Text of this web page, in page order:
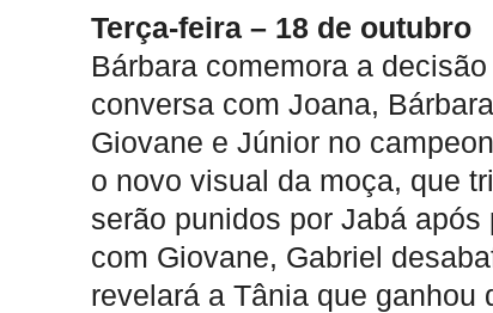
Terça-feira – 18 de outubro
Bárbara comemora a
conversa com Joana,
Giovane e Júnior no
o novo visual da moça, que
serão punidos por Jabá
com Giovane, Gabriel
revelará a Tânia que ganhou